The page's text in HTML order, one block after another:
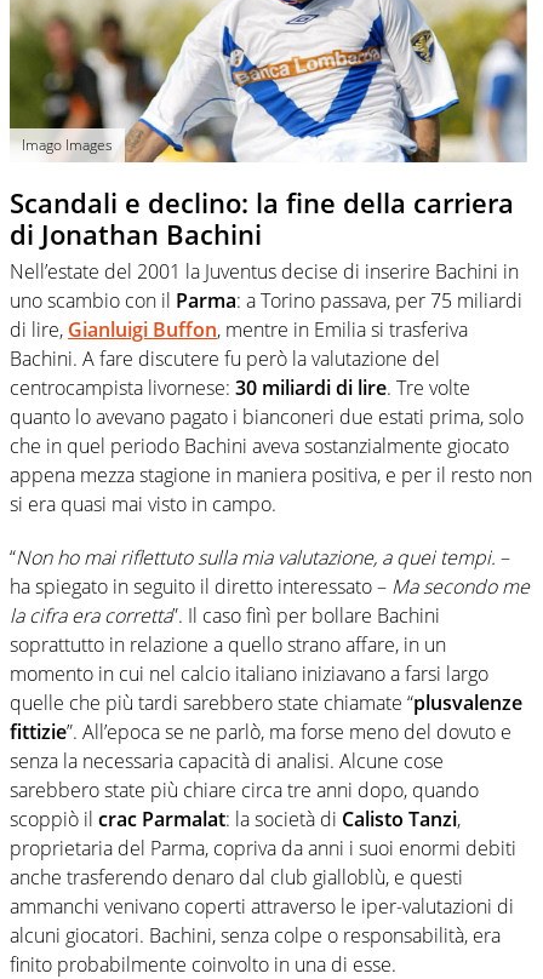
Imago Images
Scandali e declino: la fine della carriera
di Jonathan Bachini
Nell’estate del 2001 la Juventus decise di inserire Bachini in
uno scambio con il Parma: a Torino passava, per 75 miliardi
di lire, Gianluigi Buffon, mentre in Emilia si trasferiva
Bachini. A fare discutere fu però la valutazione del
centrocampista livornese: 30 miliardi di lire. Tre volte
quanto lo avevano pagato i bianconeri due estati prima, solo
che in quel periodo Bachini aveva sostanzialmente giocato
appena mezza stagione in maniera positiva, e per il resto non
si era quasi mai visto in campo.
“Non ho mai riflettuto sulla mia valutazione, a quei tempi. –
ha spiegato in seguito il diretto interessato – Ma secondo me
la cifra era corretta”. Il caso finì per bollare Bachini
soprattutto in relazione a quello strano affare, in un
momento in cui nel calcio italiano iniziavano a farsi largo
quelle che più tardi sarebbero state chiamate “plusvalenze
fittizie”. All’epoca se ne parlò, ma forse meno del dovuto e
senza la necessaria capacità di analisi. Alcune cose
sarebbero state più chiare circa tre anni dopo, quando
scoppiò il crac Parmalat: la società di Calisto Tanzi,
proprietaria del Parma, copriva da anni i suoi enormi debiti
anche trasferendo denaro dal club gialloblù, e questi
ammanchi venivano coperti attraverso le iper-valutazioni di
alcuni giocatori. Bachini, senza colpe o responsabilità, era
finito probabilmente coinvolto in una di esse.